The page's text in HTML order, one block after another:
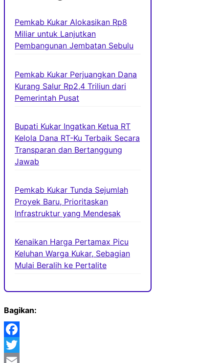
Pemkab Kukar Alokasikan Rp8
Miliar untuk Lanjutkan
Pembangunan Jembatan Sebulu
Pemkab Kukar Perjuangkan Dana
Kurang Salur Rp2,4 Triliun dari
Pemerintah Pusat
Bupati Kukar Ingatkan Ketua RT
Kelola Dana RT-Ku Terbaik Secara
Transparan dan Bertanggung
Jawab
Pemkab Kukar Tunda Sejumlah
Proyek Baru, Prioritaskan
Infrastruktur yang Mendesak
Kenaikan Harga Pertamax Picu
Keluhan Warga Kukar, Sebagian
Mulai Beralih ke Pertalite
Bagikan:
Facebook
Twitter